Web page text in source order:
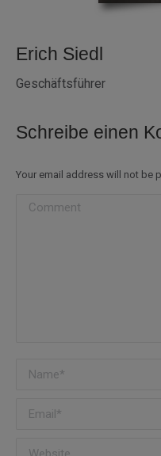
Erich Siedl
Geschäftsführer
Schreibe einen
Your email address will not be
Comment
Name *
Email *
Website